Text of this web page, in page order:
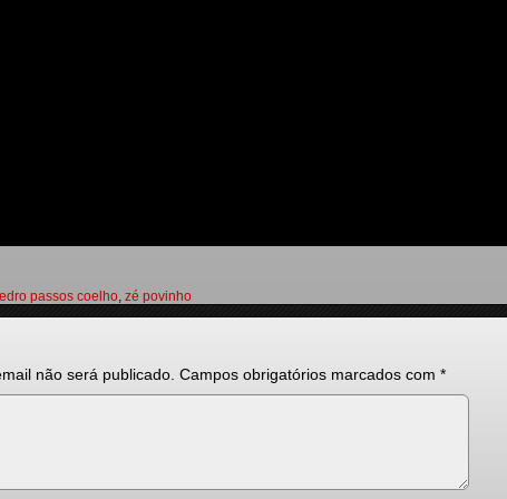
passos coelho, zé povinho
não será publicado. Campos obrigatórios marcados com *